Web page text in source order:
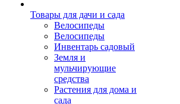
Товары для дачи и сада
Велосипеды
Велосипеды
Инвентарь садовый
Земля и
мульчирующие
средства
Растения для дома и
сада